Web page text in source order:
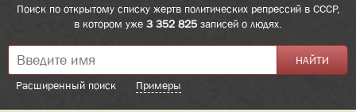
Поиск по открытому списку жертв политических репрессий в СССР,
в котором уже 3 352 825 записей о людях.
Расширенный поиск Примеры